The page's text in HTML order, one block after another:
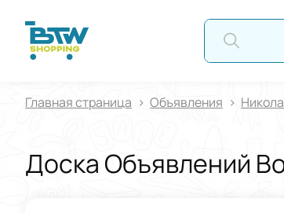
Главная страница Oбъявления
Доска Объявлений